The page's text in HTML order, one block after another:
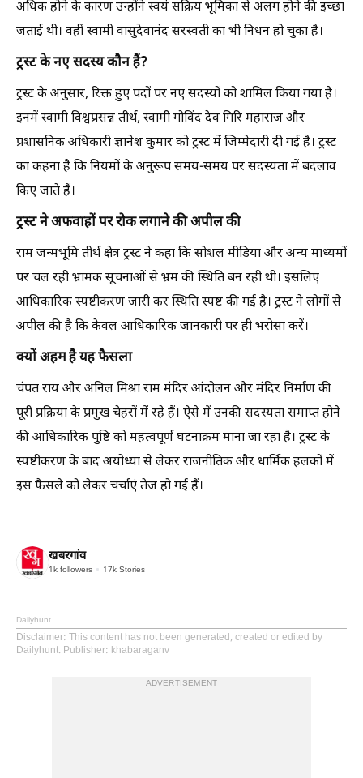
अधिक होने के कारण उन्होंने स्वयं सक्रिय भूमिका से अलग होने की इच्छा
जताई थी। वहीं स्वामी वासुदेवानंद सरस्वती का भी निधन हो चुका है।
ट्रस्ट के नए सदस्य कौन हैं?
ट्रस्ट के अनुसार, रिक्त हुए पदों पर नए सदस्यों को शामिल किया गया है।
इनमें स्वामी विश्वप्रसन्न तीर्थ, स्वामी गोविंद देव गिरि महाराज और
प्रशासनिक अधिकारी ज्ञानेश कुमार को ट्रस्ट में जिम्मेदारी दी गई है। ट्रस्ट
का कहना है कि नियमों के अनुरूप समय-समय पर सदस्यता में बदलाव
किए जाते हैं।
ट्रस्ट ने अफवाहों पर रोक लगाने की अपील की
राम जन्मभूमि तीर्थ क्षेत्र ट्रस्ट ने कहा कि सोशल मीडिया और अन्य माध्यमों
पर चल रही भ्रामक सूचनाओं से भ्रम की स्थिति बन रही थी। इसलिए
आधिकारिक स्पष्टीकरण जारी कर स्थिति स्पष्ट की गई है। ट्रस्ट ने लोगों से
अपील की है कि केवल आधिकारिक जानकारी पर ही भरोसा करें।
क्यों अहम है यह फैसला
चंपत राय और अनिल मिश्रा राम मंदिर आंदोलन और मंदिर निर्माण की
पूरी प्रक्रिया के प्रमुख चेहरों में रहे हैं। ऐसे में उनकी सदस्यता समाप्त होने
की आधिकारिक पुष्टि को महत्वपूर्ण घटनाक्रम माना जा रहा है। ट्रस्ट के
स्पष्टीकरण के बाद अयोध्या से लेकर राजनीतिक और धार्मिक हलकों में
इस फैसले को लेकर चर्चाएं तेज हो गई हैं।
खबरगांव
1k followers 17k Stories
Dailyhunt
Disclaimer: This content has not been generated, created or edited by
Dailyhunt. Publisher: khabaraganv
ADVERTISEMENT